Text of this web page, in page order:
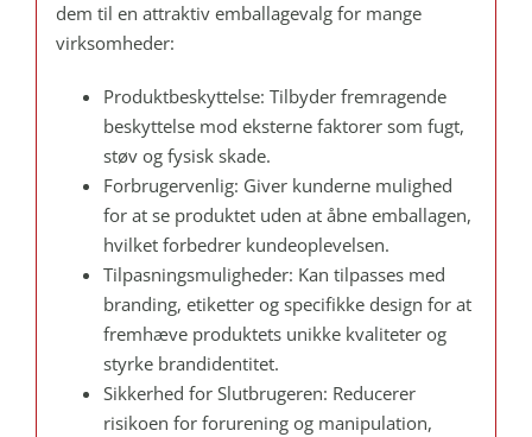
dem til en attraktiv emballagevalg for mange
virksomheder:
Produktbeskyttelse: Tilbyder fremragende
beskyttelse mod eksterne faktorer som fugt,
støv og fysisk skade.
Forbrugervenlig: Giver kunderne mulighed
for at se produktet uden at åbne emballagen,
hvilket forbedrer kundeoplevelsen.
Tilpasningsmuligheder: Kan tilpasses med
branding, etiketter og specifikke design for at
fremhæve produktets unikke kvaliteter og
styrke brandidentitet.
Sikkerhed for Slutbrugeren: Reducerer
risikoen for forurening og manipulation,